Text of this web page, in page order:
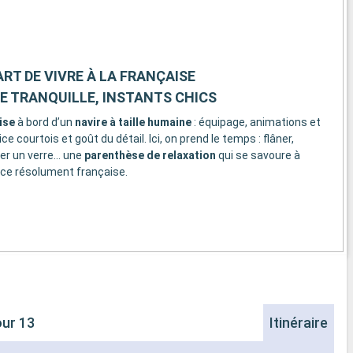
DE VIVRE À LA FRANÇAISE
TRANQUILLE, INSTANTS CHICS
à bord d’un navire à taille humaine: équipage, animations et
courtois et goût du détail. Ici, on prend le temps : flâner,
un verre… une parenthèse de relaxation qui se savoure à
résolument française.
13 Itinéraire